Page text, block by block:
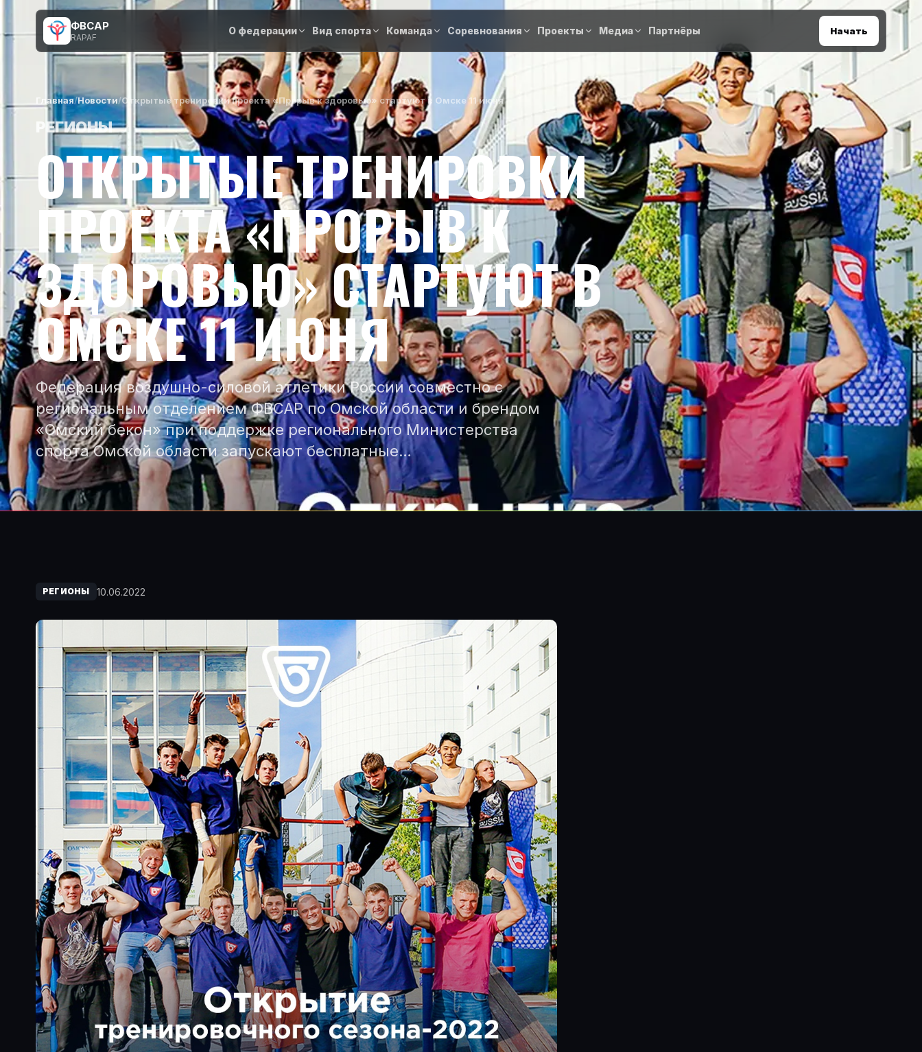
ФВСАР
RAPAF
О федерации Вид спорта Команда Соревнования Проекты Медиа Партнёры Начать
Главная/Новости/Открытые тренировки проекта «Прорыв к здоровью» стартуют в Омске 11 июня
РЕГИОНЫ
ОТКРЫТЫЕ ТРЕНИРОВКИ
ПРОЕКТА «ПРОРЫВ К
ЗДОРОВЬЮ» СТАРТУЮТ В
ОМСКЕ 11 ИЮНЯ
Федерация воздушно-силовой атлетики России совместно с
региональным отделением ФВСАР по Омской области и брендом
«Омский бекон» при поддержке регионального Министерства
спорта Омской области запускают бесплатные…
РЕГИОНЫ 10.06.2022